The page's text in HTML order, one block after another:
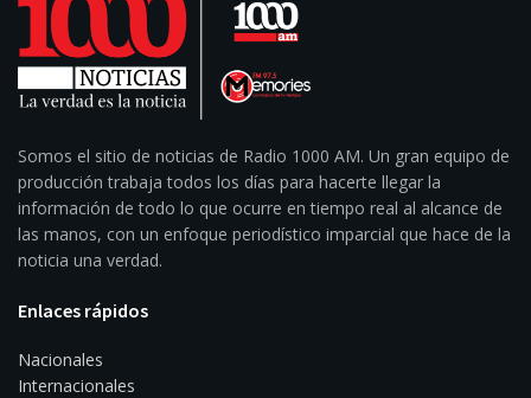
Somos el sitio de noticias de Radio 1000 AM. Un gran equipo de
producción trabaja todos los días para hacerte llegar la
información de todo lo que ocurre en tiempo real al alcance de
las manos, con un enfoque periodístico imparcial que hace de la
noticia una verdad.
Enlaces rápidos
Nacionales
Internacionales